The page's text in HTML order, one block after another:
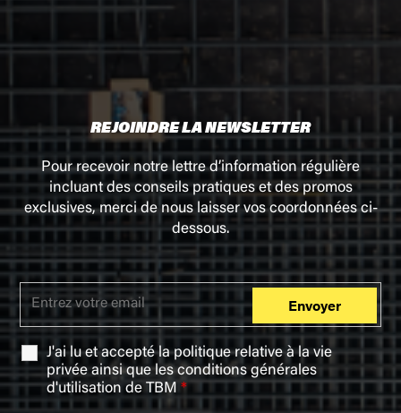
REJOINDRE LA NEWSLETTER
Pour recevoir notre lettre d’information régulière
incluant des conseils pratiques et des promos
exclusives, merci de nous laisser vos coordonnées ci-
dessous.
J'ai lu et accepté lapolitique relative à la vie
privéeainsi que lesconditions générales
d'utilisationde TBM*